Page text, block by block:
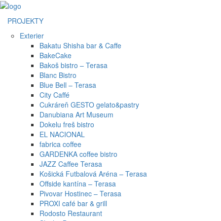
PROJEKTY
Exterier
Bakatu Shisha bar & Caffe
BakeCake
Bakoš bistro – Terasa
Blanc Bistro
Blue Bell – Terasa
City Caffé
Cukráreň GESTO gelato&pastry
Danubiana Art Museum
Dokelu freš bistro
EL NACIONAL
fabrica coffee
GARDENKA coffee bistro
JAZZ Caffee Terasa
Košická Futbalová Aréna – Terasa
Offside kantína – Terasa
Pivovar Hostinec – Terasa
PROXI café bar & grill
Rodosto Restaurant